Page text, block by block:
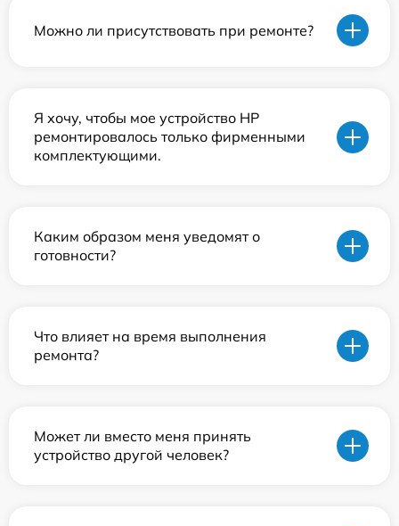
Можно ли присутствовать при ремонте?
Я хочу, чтобы мое устройство HP
ремонтировалось только фирменными
комплектующими.
Каким образом меня уведомят о
готовности?
Что влияет на время выполнения
ремонта?
Может ли вместо меня принять
устройство другой человек?